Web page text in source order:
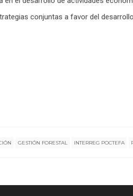
conjuntas a favor del
GESTIÓN FORESTAL INTERREG POCTEFA